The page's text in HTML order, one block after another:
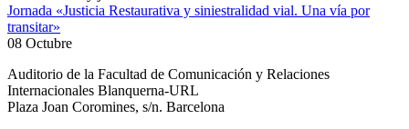
Jornada «Justicia Restaurativa y siniestralidad vial. Una vía por
transitar»
08 Octubre
Auditorio de la Facultad de Comunicación y Relaciones
Internacionales Blanquerna-URL
Plaza Joan Coromines, s/n. Barcelona